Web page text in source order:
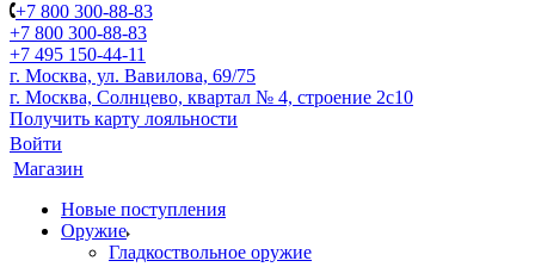
+7 800 300-88-83
+7 800 300-88-83
+7 495 150-44-11
г. Москва, ул. Вавилова, 69/75
г. Москва, Солнцево, квартал № 4, строение 2с10
Получить карту лояльности
Войти
Магазин
Новые поступления
Оружие
Гладкоствольное оружие